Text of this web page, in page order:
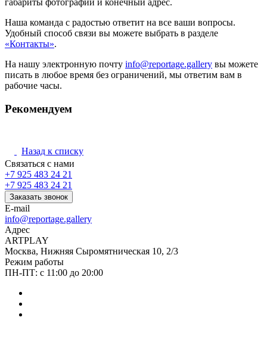
габариты фотографии и конечный адрес.
Наша команда с радостью ответит на все ваши вопросы.
Удобный способ связи вы можете выбрать в разделе
«Контакты».
На нашу электронную почту info@reportage.gallery вы можете
писать в любое время без ограничений, мы ответим вам в
рабочие часы.
Рекомендуем
Назад к списку
Связаться с нами
+7 925 483 24 21
+7 925 483 24 21
Заказать звонок
E-mail
info@reportage.gallery
Адрес
ARTPLAY
Москва, Нижняя Сыромятническая 10, 2/3
Режим работы
ПН-ПТ: с 11:00 до 20:00